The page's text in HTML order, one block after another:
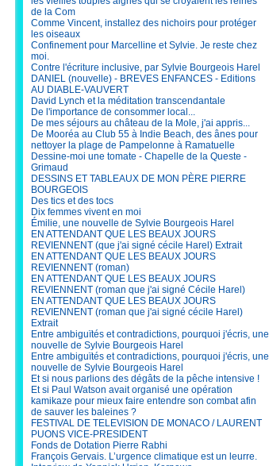
de la Com
Comme Vincent, installez des nichoirs pour protéger
les oiseaux
Confinement pour Marcelline et Sylvie. Je reste chez
moi.
Contre l'écriture inclusive, par Sylvie Bourgeois Harel
DANIEL (nouvelle) - BREVES ENFANCES - Editions
AU DIABLE-VAUVERT
David Lynch et la méditation transcendantale
De l'importance de consommer local...
De mes séjours au château de la Mole, j'ai appris...
De Mooréa au Club 55 à Indie Beach, des ânes pour
nettoyer la plage de Pampelonne à Ramatuelle
Dessine-moi une tomate - Chapelle de la Queste -
Grimaud
DESSINS ET TABLEAUX DE MON PÈRE PIERRE
BOURGEOIS
Des tics et des tocs
Dix femmes vivent en moi
Émilie, une nouvelle de Sylvie Bourgeois Harel
EN ATTENDANT QUE LES BEAUX JOURS
REVIENNENT (que j'ai signé cécile Harel) Extrait
EN ATTENDANT QUE LES BEAUX JOURS
REVIENNENT (roman)
EN ATTENDANT QUE LES BEAUX JOURS
REVIENNENT (roman que j'ai signé Cécile Harel)
EN ATTENDANT QUE LES BEAUX JOURS
REVIENNENT (roman que j'ai signé cécile Harel)
Extrait
Entre ambiguïtés et contradictions, pourquoi j'écris, une
nouvelle de Sylvie Bourgeois Harel
Entre ambiguïtés et contradictions, pourquoi j'écris, une
nouvelle de Sylvie Bourgeois Harel
Et si nous parlions des dégâts de la pêche intensive !
Et si Paul Watson avait organisé une opération
kamikaze pour mieux faire entendre son combat afin
de sauver les baleines ?
FESTIVAL DE TELEVISION DE MONACO / LAURENT
PUONS VICE-PRESIDENT
Fonds de Dotation Pierre Rabhi
François Gervais. L’urgence climatique est un leurre.